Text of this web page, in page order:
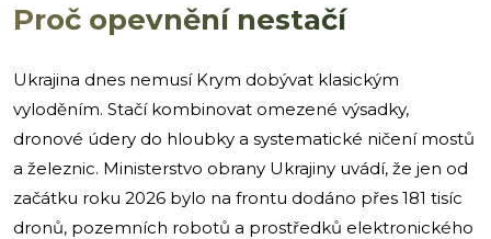
Proč opevnění nestačí
Ukrajina dnes nemusí Krym dobývat klasickým
vyloděním. Stačí kombinovat omezené výsadky,
dronové údery do hloubky a systematické ničení mostů
a železnic. Ministerstvo obrany Ukrajiny uvádí, že jen od
začátku roku 2026 bylo na frontu dodáno přes 181 tisíc
dronů, pozemních robotů a prostředků elektronického